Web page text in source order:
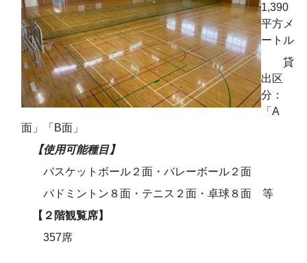
1,390
平方メ
ートル
貸
出区
分：
「A
面」「B面」
【使用可能種目】
バスケットボール２面・バレーボール２面
バドミントン８面・テニス２面・卓球８面 等
【２階観覧席】
357席